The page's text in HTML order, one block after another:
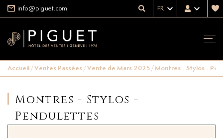
info@piguet.com FR
Accueil/Ventes Passées/Vente de Mars 2025/Montres - Stylos -
Montres - Stylos -
Pendulettes